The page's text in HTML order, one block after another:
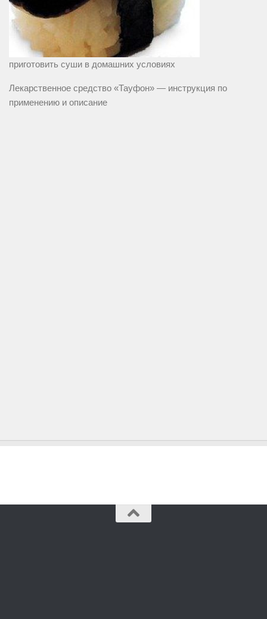
приготовить суши в домашних условиях
Лекарственное средство «Тауфон» — инструкция по
применению и описание